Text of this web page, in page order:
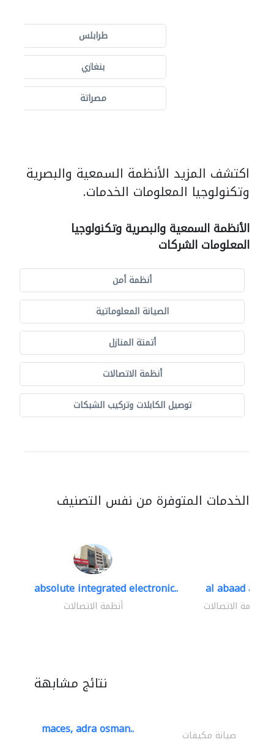
طرابلس
بنغازي
مصراتة
اكتشف المزيد الأنظمة السمعية والبصرية
وتكنولوجيا المعلومات الخدمات.
الأنظمة السمعية والبصرية وتكنولوجيا
المعلومات الشركات
أنظمة أمن
الصيانة المعلوماتية
أتمتة المنازل
أنظمة الاتصالات
توصيل الكابلات وتركيب الشبكات
الخدمات المتوفرة من نفس التصنيف
absolute integrated electronic..
أنظمة الاتصالات
al abaad al..
أنظمة الاتصالات
نتائج مشابهة
maces, adra osman.. صيانة مكيفات